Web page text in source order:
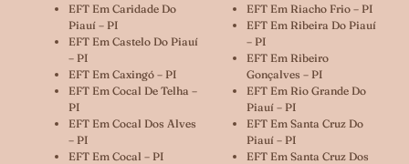
EFT Em Caridade Do
Piauí – PI
EFT Em Castelo Do Piauí
– PI
EFT Em Caxingó – PI
EFT Em Cocal De Telha –
PI
EFT Em Cocal Dos Alves
– PI
EFT Em Cocal – PI
EFT Em Riacho Frio – PI
EFT Em Ribeira Do Piauí
– PI
EFT Em Ribeiro
Gonçalves – PI
EFT Em Rio Grande Do
Piauí – PI
EFT Em Santa Cruz Do
Piauí – PI
EFT Em Santa Cruz Dos